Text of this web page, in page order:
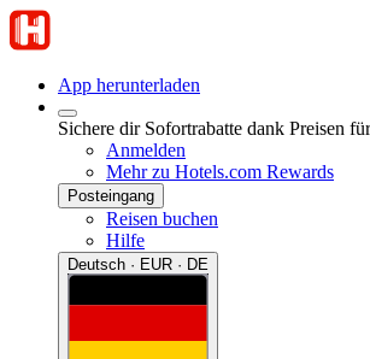
App herunterladen
Sichere dir Sofortrabatte dank Preisen
Anmelden
Mehr zu Hotels.com Rewards
Posteingang
Reisen buchen
Hilfe
Deutsch · EUR · DE